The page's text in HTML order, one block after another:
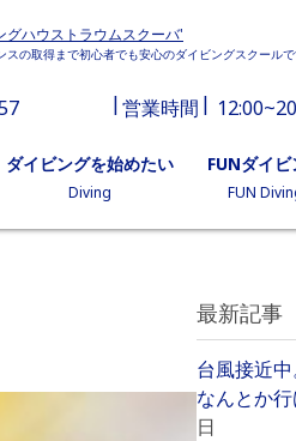
ハウストラウムスクーバ'
の取得まで初心者でも安心のダイビングスクールで
営業時間
ダイビングを始めたい
Diving
FUNダイビ
FUN
最新記事
台風接近中
なんとか
日